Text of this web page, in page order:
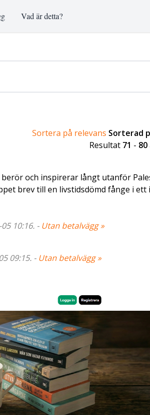
Vad är detta?
Sortera på relevans Sorterad
Resultat 71 - 80
och inspirerar långt utanför
brev till en livstidsdömd fånge i ett
10:16. - Utan betalvägg »
09:15. - Utan betalvägg »